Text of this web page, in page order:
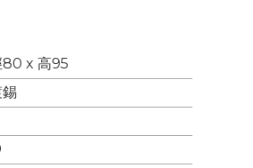
80 x 高95